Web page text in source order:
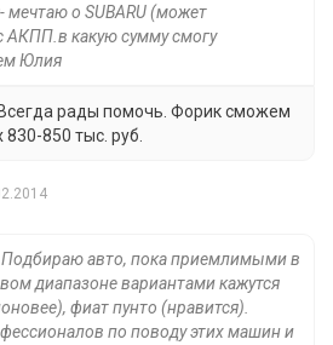
мечтаю о SUBARU (может
АКПП.в какую сумму смогу
Юлия
рады помочь. Форик сможем
850 тыс. руб.
Подбираю авто, пока приемлимыми в
диапазоне вариантами кажутся
фиат пунто (нравится).
по поводу этих машин и